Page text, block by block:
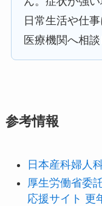
日常生活や仕
医療機関へ相談
参考情報
日本産科婦人
厚生労働省委
応援サイト 更